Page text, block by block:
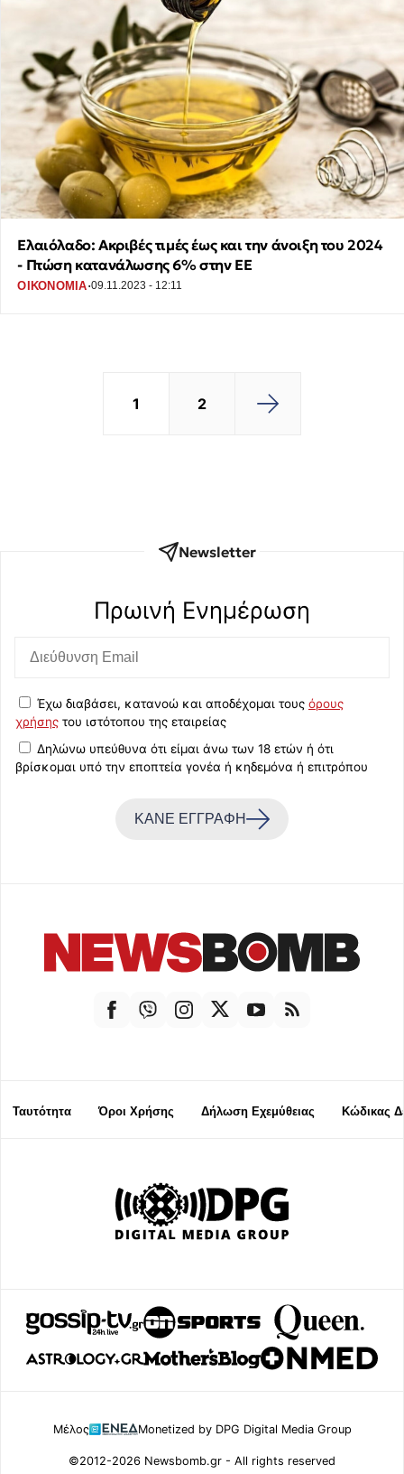
Ελαιόλαδο: Ακριβές τιμές έως και την άνοιξη του 2024
- Πτώση κατανάλωσης 6% στην ΕΕ
ΟΙΚΟΝΟΜΙΑ·09.11.2023 - 12:11
1 2
Newsletter
Πρωινή Eνημέρωση
Έχω διαβάσει, κατανοώ και αποδέχομαι τους όρους
χρήσης του ιστότοπου της εταιρείας
Δηλώνω υπεύθυνα ότι είμαι άνω των 18 ετών ή ότι
βρίσκομαι υπό την εποπτεία γονέα ή κηδεμόνα ή επιτρόπου
ΚΑΝΕ ΕΓΓΡΑΦΗ
Ταυτότητα Όροι Χρήσης Δήλωση Εχεμύθειας Κώδικας
Μέλος Monetized by DPG Digital Media Group
©2012-2026 Newsbomb.gr - All rights reserved